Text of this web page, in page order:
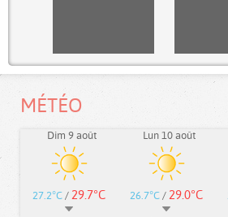
MÉTÉO
Dim 9 août
27.2°C / 29.7°C
Lun 10 août
26.7°C / 29.0°C